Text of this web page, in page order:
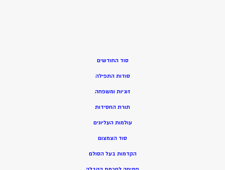
סוד החודשים
סודות התפילה
זוגיות ומשפחה
תורת החסידות
עולמות העליונים
סוד הצמצום
הקדמות בעל הסולם